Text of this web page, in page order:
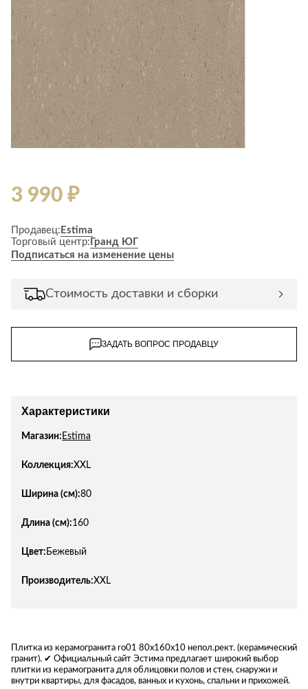
3 990 ₽
Продавец: Estima
Торговый центр: Гранд ЮГ
Подписаться на изменение цены
Стоимость доставки и сборки
ЗАДАТЬ ВОПРОС ПРОДАВЦУ
Характеристики
Магазин: Estima
Коллекция:XXL
Ширина (см):80
Длина (см):160
Цвет: Бежевый
Производитель:XXL
Плитка из керамогранита ro01 80x160x10 непол.рект. (керамический
гранит). ✔ Официальный сайт Эстима предлагает широкий выбор
плитки из керамогранита для облицовки полов и стен, снаружи и
внутри квартиры, для фасадов, ванных и кухонь, спальни и прихожей.